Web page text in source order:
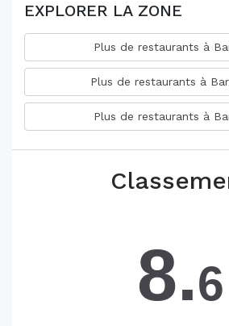
EXPLORER LA ZONE
Plus de restaurants à
Plus de restaurants à
Plus de restaurants à
8.6